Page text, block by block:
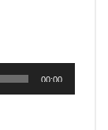
00:00